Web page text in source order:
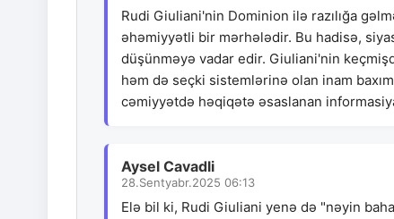
Rudi Giuliani'nin Dominion ilə razılığa
əhəmiyyətli bir mərhələdir. Bu hadisə,
düşünməyə vadar edir. Giuliani'nin
həm də seçki sistemlərinə olan inam
cəmiyyətdə həqiqətə əsaslanan
Aysel Cavadli
28.Sentyabr.2025 06:13
Elə bil ki, Rudi Giuliani yenə də "nəyin